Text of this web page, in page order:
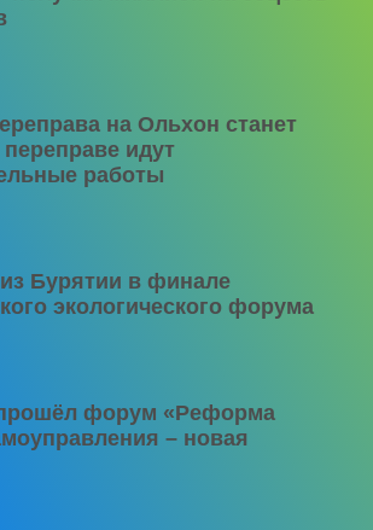
на Ольхон станет
идут
работы
Бурятии в финале
экологического форума
форум «Реформа
– новая